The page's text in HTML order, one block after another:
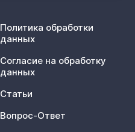
Политика обработки
данных
Согласие на обработку
данных
Статьи
Вопрос-Ответ